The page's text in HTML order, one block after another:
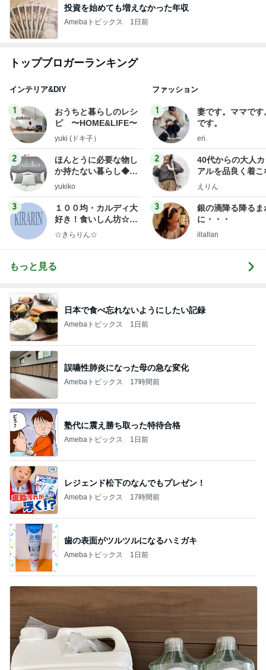
投資を始めても増えなかった年収
Amebaトピックス 1日前
トップブロガーランキング
インテリア&DIY
1
おうちと暮らしのレシ
ピ 〜HOME&LIFE〜
yuki (ドキ子）
2
ほんとうに必要な物し
か持たない暮らし◆Ke
ep Life Simple◆〜イ
yukiko
3
１００均・カルディ大
好き！食いしん坊☆き
らりん☆のブログ
☆きらりん☆
ファッション
1
妻です。ママです
です。
eri.
2
40代からの大人
アルを品良く着こ
ファッションブロ
えりん
3
銀の滴降る降るま
に・・・
illallan
もっと見る
日本で食べ忘れないようにしたい記録
Amebaトピックス 1日前
誤嚥性肺炎になった母の急な変化
Amebaトピックス 17時間前
塾代に震え勝ち取った特待合格
Amebaトピックス 1日前
レジェンド松下のなんでもプレゼン！
Amebaトピックス 17時間前
歯の表面がツルツルになるハミガキ
Amebaトピックス 1日前